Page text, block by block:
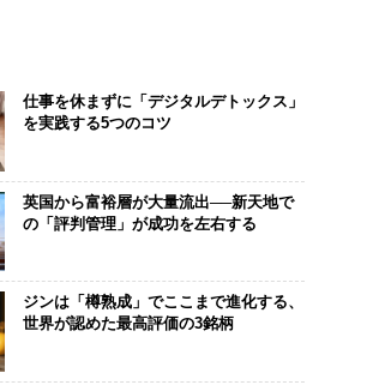
仕事を休まずに「デジタルデトックス」
を実践する5つのコツ
英国から富裕層が大量流出──新天地で
の「評判管理」が成功を左右する
ジンは「樽熟成」でここまで進化する、
世界が認めた最高評価の3銘柄